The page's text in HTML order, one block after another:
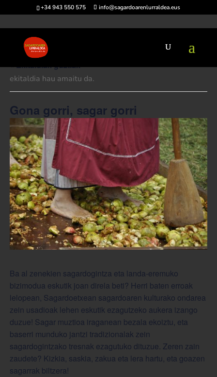
+34 943 550 575 info@sagardoarenlurraldea.eus
« Ekitaldiak guztiak
ekitaldia hau amaitu da.
Gona gorri, sagar gorri
Ba al zenekien sagardogintza eta landa-eremuko
bizimodua eskutik joan direla beti? Herri baten erroak
lelopean, Sagardoetxean sagardoaren kulturako ondarea
zein usadioak lehen eskutik ezagutzeko aukera izango
duzue! Sagar muztioa iraganean bezala ekoiztu, eta
baserri munduko jantzi tradizionalak zein
sagardogintzako tresnak ezagutuko dituzue. Zeren zain
zaudete? Kizkia, saskia, zakua eta lera hartu, eta goazen
sagarrak biltzera!